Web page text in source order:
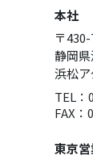
本社
〒
静岡
浜松
TEL：
FAX：
東京